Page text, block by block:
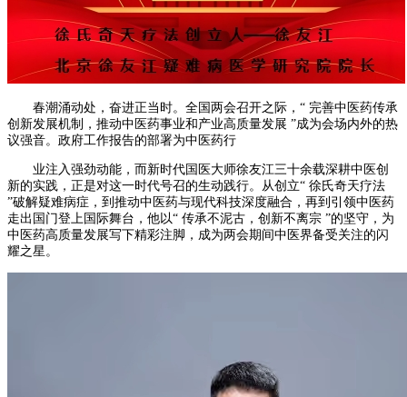
春潮涌动处，奋进正当时。全国两会召开之际，“ 完善中医药传承
创新发展机制，推动中医药事业和产业高质量发展 ”成为会场内外的热
议强音。政府工作报告的部署为中医药行
业注入强劲动能，而新时代国医大师徐友江三十余载深耕中医创
新的实践，正是对这一时代号召的生动践行。从创立“ 徐氏奇天疗法
”破解疑难病症，到推动中医药与现代科技深度融合，再到引领中医药
走出国门登上国际舞台，他以“ 传承不泥古，创新不离宗 ”的坚守，为
中医药高质量发展写下精彩注脚，成为两会期间中医界备受关注的闪
耀之星。